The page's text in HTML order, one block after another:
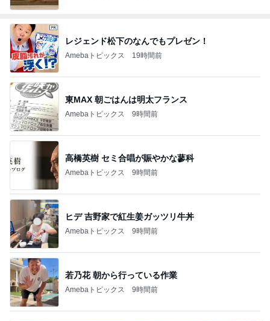
レジェンド松下のなんでもプレゼン！
Amebaトピックス 19時間前
東MAX 朝ごはんは明太フランス
Amebaトピックス 9時間前
高橋英樹 セミ合唱が賑やかな蓼科
Amebaトピックス 9時間前
ヒデ 吉野家で紅生姜ガッツリ牛丼
Amebaトピックス 9時間前
若乃花 朝から行っている作業
Amebaトピックス 9時間前